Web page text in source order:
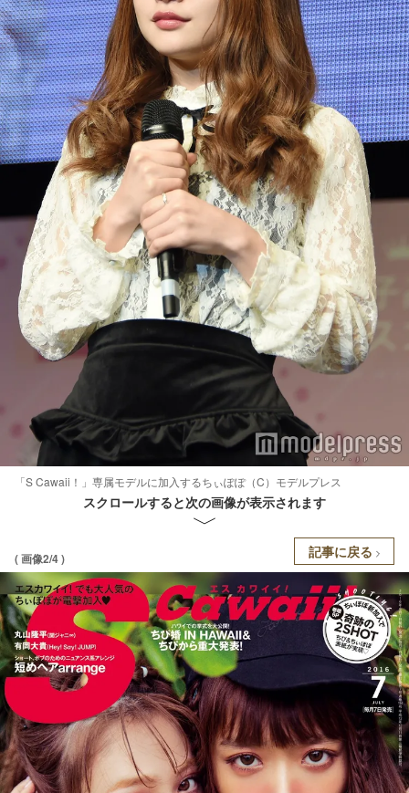
「S Cawaii！」専属モデルに加入するちぃぽぽ（C）モデルプレス
スクロールすると次の画像が表示されます
( 画像2/4 ) 記事に戻る